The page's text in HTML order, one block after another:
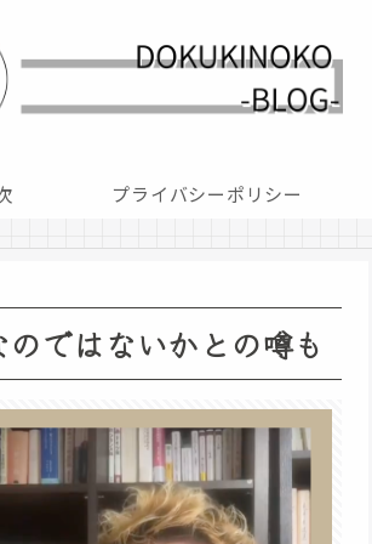
プライバシーポリシー
ではないかとの噂も